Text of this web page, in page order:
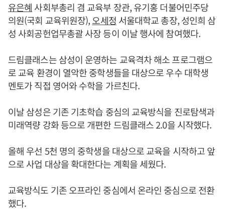
유은혜 사회부총리 겸 교육부 장관, 유기홍 더불어민주당
의원(국회 교육위원장),오세정 서울대학교 총장, 성인희 삼
성 사회공헌업무총괄 사장 등이 이날 행사에 참여했다.
드림클래스는 삼성이 운영하는 교육격차 해소 프로그램으
로 교육 환경이 열악한 중학생들을 대상으로 우수 대학생
멘토가 직접 영어와 수학을 가르친다.
이날 삼성은 기존 기초학습 중심의 교육방식을 진로탐색과
미래역량 강화 등으로 개편한 드림클래스 2.0을 시작했다.
올해 우선 5천 명의 중학생을 대상으로 교육을 시작하고 앞
으로 사업 대상을 확대한다는 계획을 세웠다.
교육방식도 기존 오프라인 중심에서 온라인 중심으로 전환
했다.